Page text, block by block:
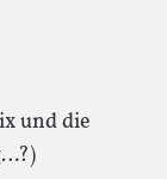
und die